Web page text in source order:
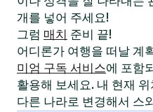
개를 넣어 주세요!
그럼 매치 준비 끝!
어디론가 여행을 떠날 계
미엄 구독 서비스에 포함
활용해 보세요. 내 현재
다른 나라로 변경해서 스